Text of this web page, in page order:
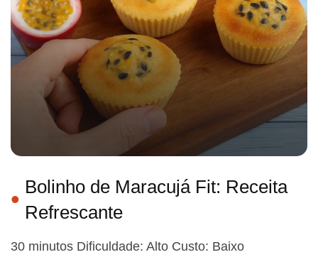
Bolinho de Maracujá Fit: Receita
Refrescante
30 minutos Dificuldade: Alto Custo: Baixo